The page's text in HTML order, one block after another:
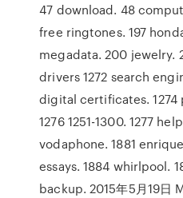
47 download. 48
free ringtones. 197
megadata. 200 jewelry.
drivers 1272 search
digital certificates. 1274
1276 1251-1300. 1277
vodaphone. 1881
essays. 1884 whirlpool.
backup. 2015年5月19日